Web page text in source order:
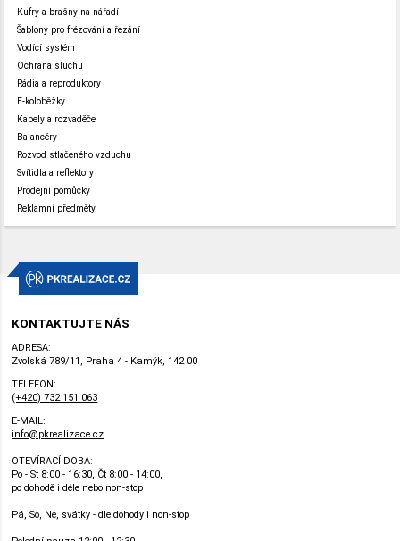
Kufry a brašny na nářadí
Šablony pro frézování a řezání
Vodící systém
Ochrana sluchu
Rádia a reproduktory
E-koloběžky
Kabely a rozvaděče
Balancéry
Rozvod stlačeného vzduchu
Svítidla a reflektory
Prodejní pomůcky
Reklamní předměty
KONTAKTUJTE NÁS
ADRESA:
Zvolská 789/11, Praha 4 - Kamýk, 142 00
TELEFON:
(+420) 732 151 063
E-MAIL:
info@pkrealizace.cz
OTEVÍRACÍ DOBA:
Po - St 8:00 - 16:30, Čt 8:00 - 14:00,
po dohodě i déle nebo non-stop
Pá, So, Ne, svátky - dle dohody i non-stop